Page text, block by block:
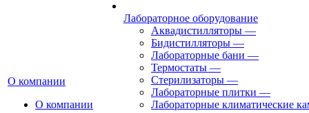
О компании
О компании
Лабораторное оборудование
Аквадистилляторы —
Бидистилляторы —
Лабораторные бани —
Термостаты —
Стерилизаторы —
Лабораторные плитки —
Лабораторные климатические